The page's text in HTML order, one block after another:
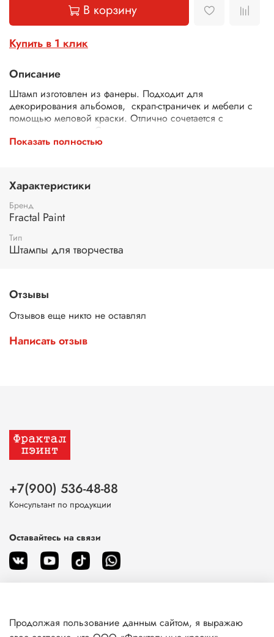
В корзину
Купить в 1 клик
Описание
Штамп изготовлен из фанеры. Подходит для
декорирования альбомов, скрап-страничек и мебели с
помощью меловой краски. Отлично сочетается с
красками по ткани. С помощью штампов можно украсить
текстильные предметы быта: полотенца, наволочки,
Применение: нанесите краску на штамп с помощью
губки. Затем сделайте оттиск. При необходимости
нанесите краску повторно тем же методом. После
завершения работы промойте штамп под струей теплой
воды и просушите бумажным полотенцем.
Показать полностью
Характеристики
Бренд
Fractal Paint
Тип
Штампы для творчества
Отзывы
Отзывов еще никто не оставлял
Написать отзыв
О магазине
+7(900) 536-48-88
Консультант по продукции
Оставайтесь на связи
Продолжая пользование данным сайтом, я выражаю